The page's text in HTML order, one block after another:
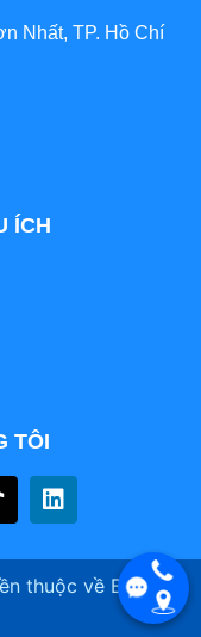
Nhất, TP. Hồ Chí
ÍCH
TÔI
thuộc về BỆNH